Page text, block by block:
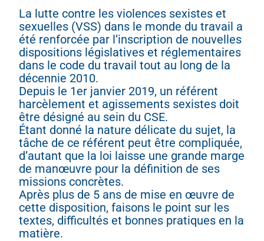
La lutte contre les violences sexistes et
sexuelles (VSS) dans le monde du travail a
été renforcée par l’inscription de nouvelles
dispositions législatives et réglementaires
dans le code du travail tout au long de la
décennie 2010.
Depuis le 1er janvier 2019, un référent
harcèlement et agissements sexistes doit
être désigné au sein du CSE.
Étant donné la nature délicate du sujet, la
tâche de ce référent peut être compliquée,
d’autant que la loi laisse une grande marge
de manœuvre pour la définition de ses
missions concrètes.
Après plus de 5 ans de mise en œuvre de
cette disposition, faisons le point sur les
textes, difficultés et bonnes pratiques en la
matière.